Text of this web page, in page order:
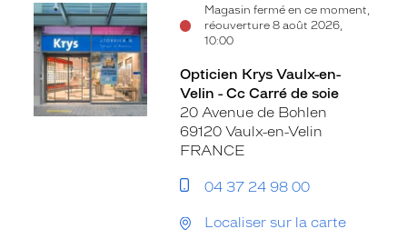
Magasin fermé en ce moment,
réouverture 8 août 2026,
10:00
Voir
la
fiche
Opticien Krys Vaulx-en-
Velin - Cc Carré de soie
20 Avenue de Bohlen
69120 Vaulx-en-Velin
FRANCE
04 37 24 98 00
Localiser sur la carte
Voir
la
fiche